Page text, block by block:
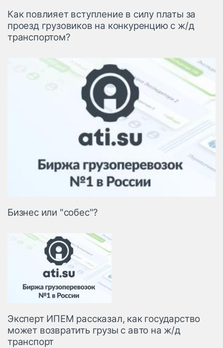
Таможня и ВЭД
Коммерческий
транспорт
Спецтехника
Автосервис,
запчасти, шины
Топливо, масла и
Как повлияет вступление в силу платы за
проезд грузовиков на конкуренцию с ж/д
транспортом?
Бизнес или "собес"?
Эксперт ИПЕМ рассказал, как государство
может возвратить грузы с авто на ж/д
транспорт